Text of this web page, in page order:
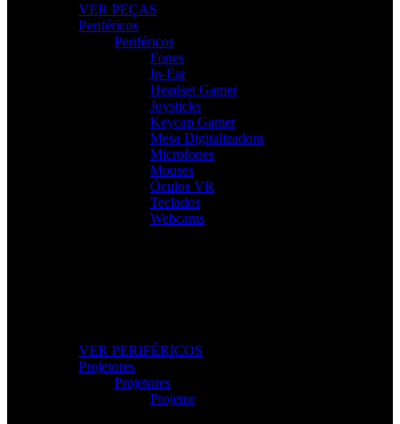
VER PEÇAS
Periféricos
Periféricos
Fones
In-Ear
Headset Gamer
Joysticks
Keycap Gamer
Mesa Digitalizadora
Microfones
Mouses
Óculos VR
Teclados
Webcams
VER PERIFÉRICOS
Projetores
Projetores
Projetor